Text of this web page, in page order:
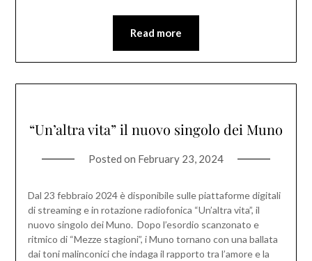
Read more
“Un’altra vita” il nuovo singolo dei Muno
Posted on February 23, 2024
Dal 23 febbraio 2024 è disponibile sulle piattaforme digitali
di streaming e in rotazione radiofonica “Un’altra vita”, il
nuovo singolo dei Muno. Dopo l’esordio scanzonato e
ritmico di “Mezze stagioni”, i Muno tornano con una ballata
dai toni malinconici che indaga il rapporto tra l’amore e la